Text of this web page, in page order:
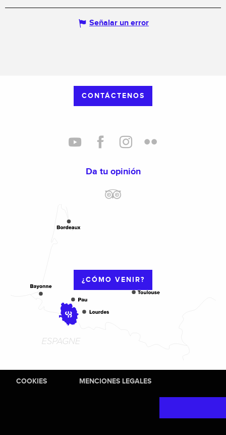
Señalar un error
CONTÁCTENOS
Da tu opinión
¿CÓMO VENIR?
COOKIES MENCIONES LEGALES